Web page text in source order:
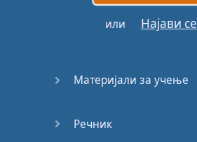
или Најави се
Материјали за учење
Речник